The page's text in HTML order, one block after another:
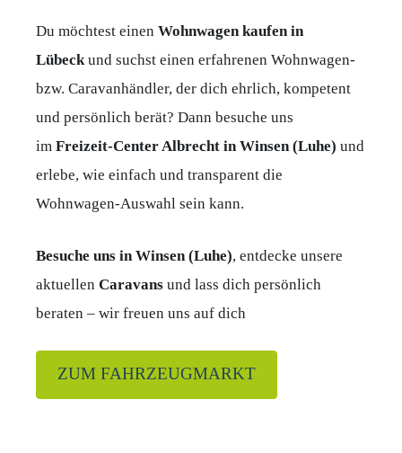
Du möchtest einen Wohnwagen kaufen in
Lübeckund suchst einen erfahrenen Wohnwagen-
bzw. Caravanhändler, der dich ehrlich, kompetent
und persönlich berät? Dann besuche uns
im Freizeit-Center Albrecht in Winsen (Luhe) und
erlebe, wie einfach und transparent die
Wohnwagen-Auswahl sein kann.
Besuche uns in Winsen (Luhe), entdecke unsere
aktuellen Caravans und lass dich persönlich
beraten – wir freuen uns auf dich
ZUM FAHRZEUGMARKT